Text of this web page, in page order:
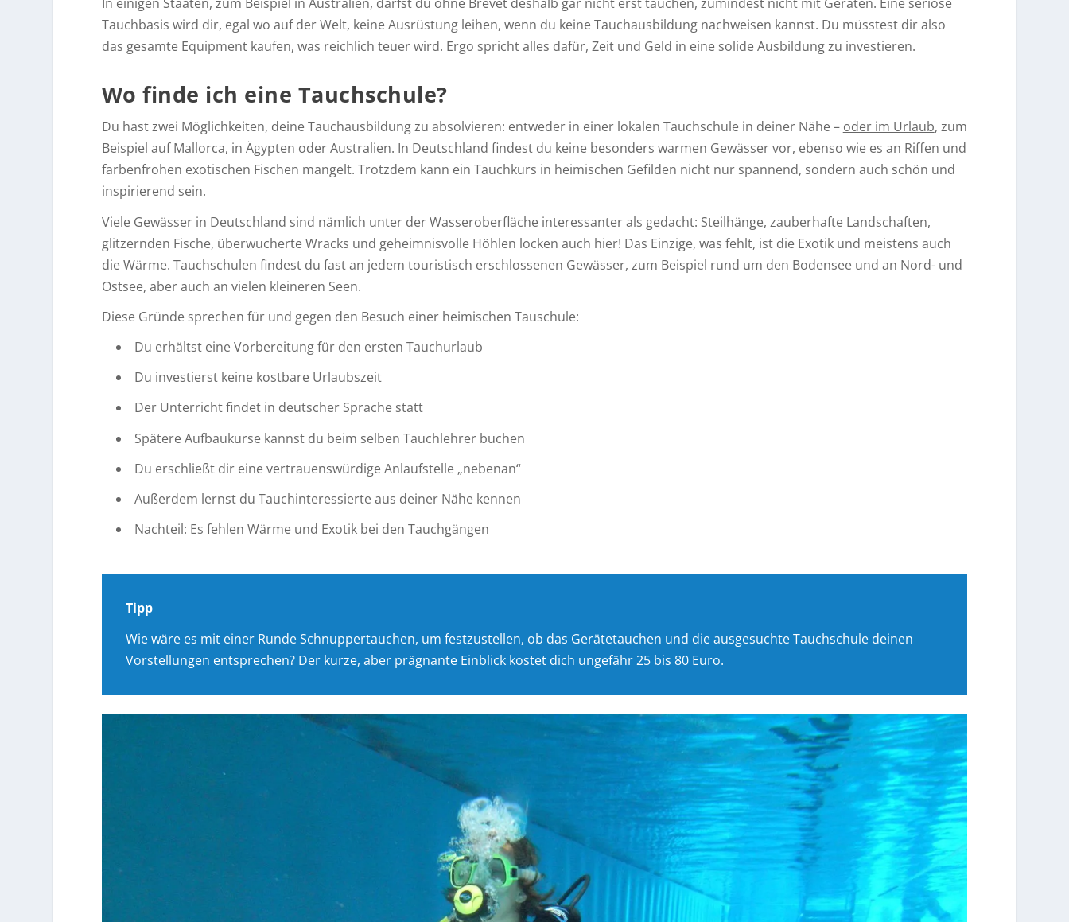
Tauchbasis wird dir, egal wo auf der Welt, keine Ausrüstung leihen, wenn du keine Tauchausbildung nachweisen kannst. Du müsstest dir also
das gesamte Equipment kaufen, was reichlich teuer wird. Ergo spricht alles dafür, Zeit und Geld in eine solide Ausbildung zu investieren.
Wo finde ich eine Tauchschule?
Du hast zwei Möglichkeiten, deine Tauchausbildung zu absolvieren: entweder in einer lokalen Tauchschule in deiner Nähe – oder im Urlaub, zum
Beispiel auf Mallorca, in Ägypten oder Australien. In Deutschland findest du keine besonders warmen Gewässer vor, ebenso wie es an Riffen und
farbenfrohen exotischen Fischen mangelt. Trotzdem kann ein Tauchkurs in heimischen Gefilden nicht nur spannend, sondern auch schön und
inspirierend sein.
Viele Gewässer in Deutschland sind nämlich unter der Wasseroberfläche interessanter als gedacht: Steilhänge, zauberhafte Landschaften,
glitzernden Fische, überwucherte Wracks und geheimnisvolle Höhlen locken auch hier! Das Einzige, was fehlt, ist die Exotik und meistens auch
die Wärme. Tauchschulen findest du fast an jedem touristisch erschlossenen Gewässer, zum Beispiel rund um den Bodensee und an Nord- und
Ostsee, aber auch an vielen kleineren Seen.
Diese Gründe sprechen für und gegen den Besuch einer heimischen Tauschule:
Du erhältst eine Vorbereitung für den ersten Tauchurlaub
Du investierst keine kostbare Urlaubszeit
Der Unterricht findet in deutscher Sprache statt
Spätere Aufbaukurse kannst du beim selben Tauchlehrer buchen
Du erschließt dir eine vertrauenswürdige Anlaufstelle „nebenan“
Außerdem lernst du Tauchinteressierte aus deiner Nähe kennen
Nachteil: Es fehlen Wärme und Exotik bei den Tauchgängen
Tipp
Wie wäre es mit einer Runde Schnuppertauchen, um festzustellen, ob das Gerätetauchen und die ausgesuchte Tauchschule deinen
Vorstellungen entsprechen? Der kurze, aber prägnante Einblick kostet dich ungefähr 25 bis 80 Euro.